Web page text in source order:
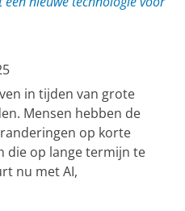
in tijden van grote
Mensen hebben de
op korte
die op lange termijn te
nu met AI,